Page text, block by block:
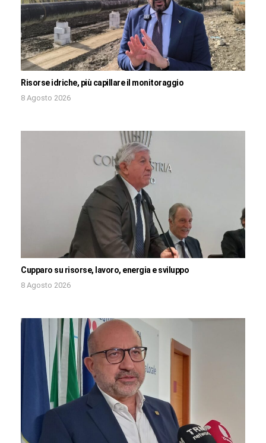
Risorse idriche, più capillare il monitoraggio
8 Agosto 2026
Cupparo su risorse, lavoro, energia e sviluppo
8 Agosto 2026